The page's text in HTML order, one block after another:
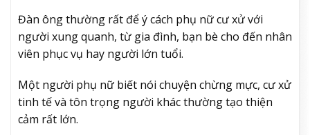
Đàn ông thường rất để ý cách phụ nữ cư xử với
người xung quanh, từ gia đình, bạn bè cho đến nhân
viên phục vụ hay người lớn tuổi.
Một người phụ nữ biết nói chuyện chừng mực, cư xử
tinh tế và tôn trọng người khác thường tạo thiện
cảm rất lớn.